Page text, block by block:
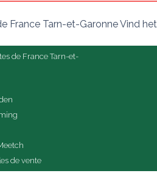
France Tarn-et-Garonne Vind
de France Tarn-et-
de vente